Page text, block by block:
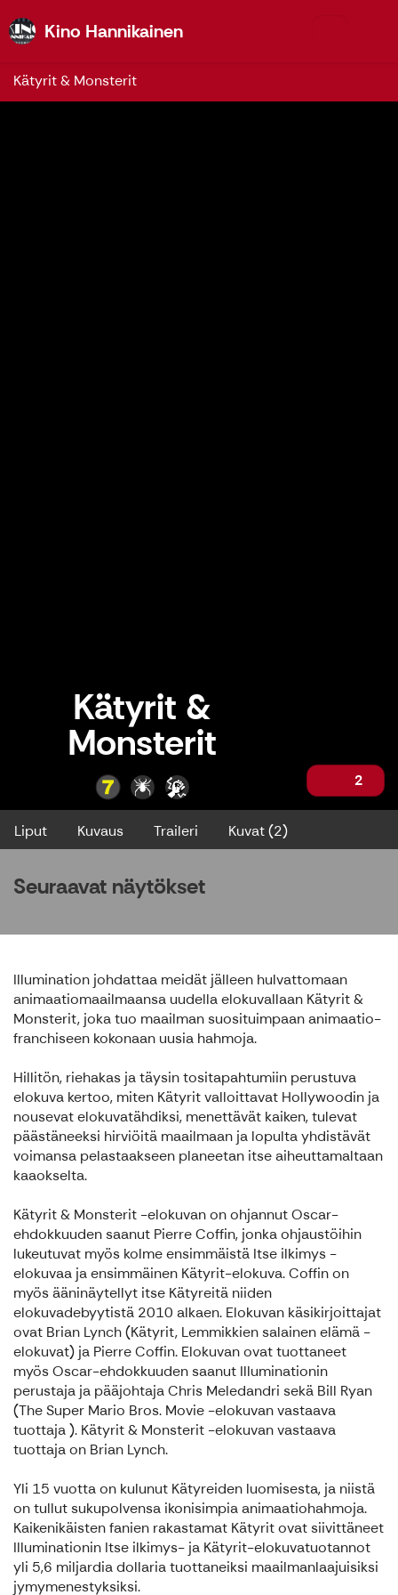
Kino HannikainenKino Hannikainen
Kätyrit & Monsterit
Kätyrit &
Monsterit
2
Kätyrit & Monsterit
Liput Kuvaus Traileri Kuvat (2)
Seuraavat näytökset
Illumination johdattaa meidät jälleen hulvattomaan
animaatiomaailmaansa uudella elokuvallaan Kätyrit &
Monsterit, joka tuo maailman suosituimpaan animaatio-
franchiseen kokonaan uusia hahmoja.
Hillitön, riehakas ja täysin tositapahtumiin perustuva
elokuva kertoo, miten Kätyrit valloittavat Hollywoodin ja
nousevat elokuvatähdiksi, menettävät kaiken, tulevat
päästäneeksi hirviöitä maailmaan ja lopulta yhdistävät
voimansa pelastaakseen planeetan itse aiheuttamaltaan
kaaokselta.
Kätyrit & Monsterit -elokuvan on ohjannut Oscar-
ehdokkuuden saanut Pierre Coffin, jonka ohjaustöihin
lukeutuvat myös kolme ensimmäistä Itse ilkimys -
elokuvaa ja ensimmäinen Kätyrit-elokuva. Coffin on
myös ääninäytellyt itse Kätyreitä niiden
elokuvadebyytistä 2010 alkaen. Elokuvan käsikirjoittajat
ovat Brian Lynch (Kätyrit, Lemmikkien salainen elämä -
elokuvat) ja Pierre Coffin. Elokuvan ovat tuottaneet
myös Oscar-ehdokkuuden saanut Illuminationin
perustaja ja pääjohtaja Chris Meledandri sekä Bill Ryan
(The Super Mario Bros. Movie -elokuvan vastaava
tuottaja ). Kätyrit & Monsterit -elokuvan vastaava
tuottaja on Brian Lynch.
Yli 15 vuotta on kulunut Kätyreiden luomisesta, ja niistä
on tullut sukupolvensa ikonisimpia animaatiohahmoja.
Kaikenikäisten fanien rakastamat Kätyrit ovat siivittäneet
Illuminationin Itse ilkimys- ja Kätyrit-elokuvatuotannot
yli 5,6 miljardia dollaria tuottaneiksi maailmanlaajuisiksi
jymymenestyksiksi.